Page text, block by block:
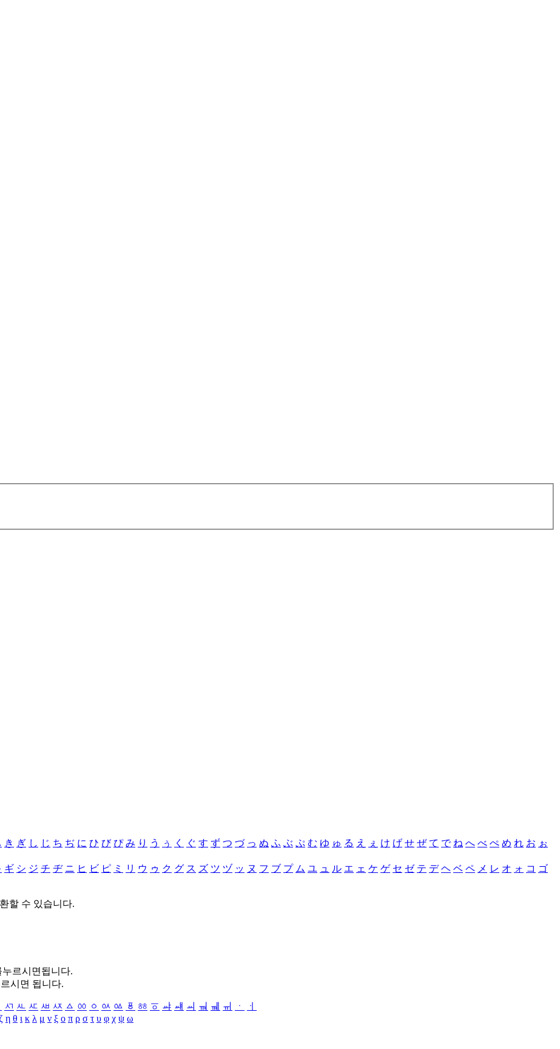
き ぎ し じ ち ぢ に ひ び ぴ み り う ぅ く ぐ す ず つ づ っ ぬ ふ ぶ ぷ む ゆ ゅ る え ぇ け げ せ ぜ て で ね へ べ ぺ め れ お ぉ
ギ シ ジ チ ヂ ニ ヒ ビ ピ ミ リ ウ ゥ ク グ ス ズ ツ ヅ ッ ヌ フ ブ プ ム ユ ュ ル エ ェ ケ ゲ セ ゼ テ デ ヘ ベ ペ メ レ オ ォ コ ゴ
할 수 있습니다.
누르시면됩니다.
시면 됩니다.
ㅺ ㅻ ㅼ ㅽ ㅾ ㅿ ㆀ ㆁ ㆂ ㆃ ㆄ ㆅ ㆆ ㆇ ㆈ ㆉ ㆊ ㆋ ㆌ ㆍ
ㆎ
η θ ι κ λ μ ν ξ ο π ρ σ τ υ φ χ ψ ω